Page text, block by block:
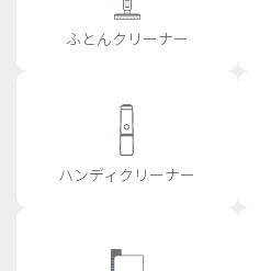
ふとんクリーナー
ハンディクリーナー